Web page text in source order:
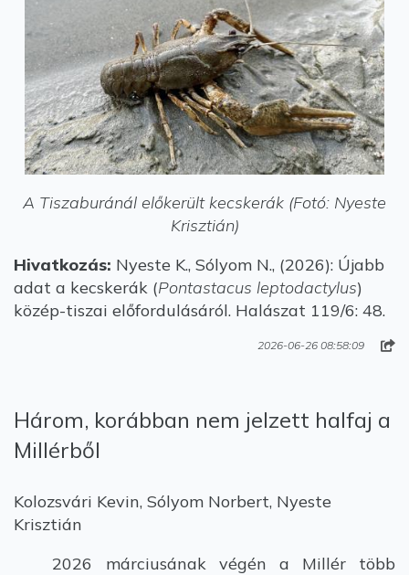
A Tiszaburánál előkerült kecskerák (Fotó: Nyeste
Krisztián)
Hivatkozás: Nyeste K., Sólyom N., (2026): Újabb
adat a kecskerák (Pontastacus leptodactylus)
közép-tiszai előfordulásáról. Halászat 119/6: 48.
2026-06-26 08:58:09
Három, korábban nem jelzett halfaj a
Millérből
Kolozsvári Kevin, Sólyom Norbert, Nyeste
Krisztián
2026 márciusának végén a Millér több